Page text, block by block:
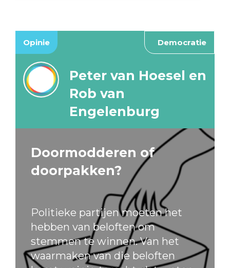
Opinie Democratie
Peter van Hoesel en
Rob van
Engelenburg
Doormodderen of
doorpakken?
Politieke partijen moeten het
hebben van beloften om
stemmen te winnen. Van het
waarmaken van die beloften